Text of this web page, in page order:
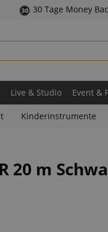
30 Tage Money
Live & Studio Event &
Kinderinstrumente
20 m